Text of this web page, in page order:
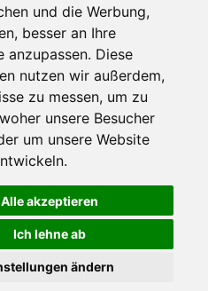
und die Werbung,
besser an Ihre
anzupassen. Diese
nutzen wir außerdem,
zu messen, um zu
unsere Besucher
um unsere Website
Alle akzeptieren
Ich lehne ab
ändern
Вы могли использовать весь функционал
узнать подробности и, при желании,
пользоваться сайтом, Вы
Партнерам
Инвесторам
Медиа
Facebook
Twitter
YouTube
Google+